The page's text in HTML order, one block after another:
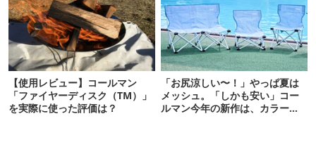
【使用レビュー】コールマン
「ファイヤーディスク（TM）」
を実際に使った評価は？
「お尻涼しい〜！」やっぱ夏は
メッシュ。「しかも安い」コー
ルマン今年の新作は、カラーも